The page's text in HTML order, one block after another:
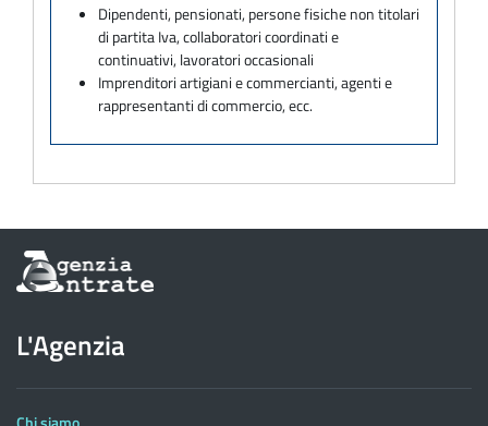
Dipendenti, pensionati, persone fisiche non titolari
di partita Iva, collaboratori coordinati e
continuativi, lavoratori occasionali
Imprenditori artigiani e commercianti, agenti e
rappresentanti di commercio, ecc.
Informazioni
sul
dell'Agenzia
delle
Entrate
L'Agenzia